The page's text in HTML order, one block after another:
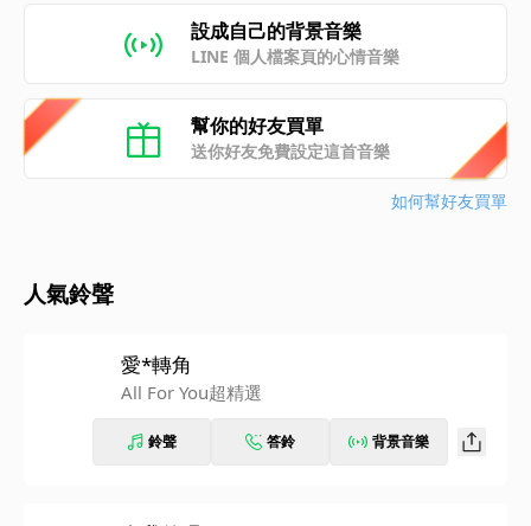
設成自己的背景音樂
LINE 個人檔案頁的心情音樂
幫你的好友買單
送你好友免費設定這首音樂
如何幫好友買單
人氣鈴聲
愛*轉角
All For You超精選
鈴聲 答鈴 背景音樂